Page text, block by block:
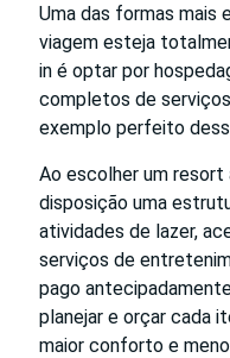
Uma das formas mais
viagem esteja
in é optar por
completos de
exemplo perfeito
Ao escolher um resort
disposição uma
atividades de lazer,
serviços de
pago
planejar e orçar cada
maior conforto e